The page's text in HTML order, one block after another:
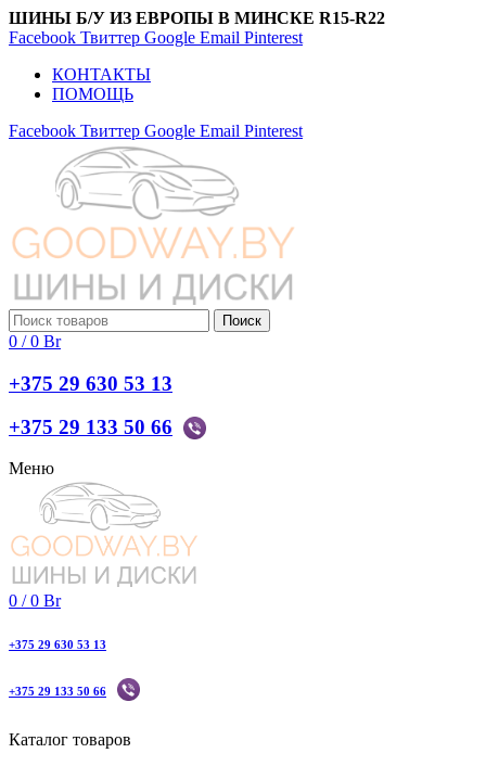
ШИНЫ Б/У ИЗ ЕВРОПЫ В МИНСКЕ R15-R22
Facebook Твиттер Google Email Pinterest
КОНТАКТЫ
ПОМОЩЬ
Facebook Твиттер Google Email Pinterest
Поиск
0 / 0 Br
+375 29 630 53 13
+375 29 133 50 66
Меню
0 / 0 Br
+375 29 630 53 13
+375 29 133 50 66
Каталог товаров